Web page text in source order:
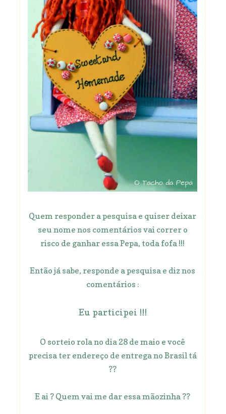
Quem responder a pesquisa e quiser deixar
seu nome nos comentários vai correr o
risco de ganhar essa Pepa, toda fofa !!!
Então já sabe, responde a pesquisa e diz nos
comentários :
Eu participei !!!
O sorteio rola no dia 28 de maio e você
precisa ter endereço de entrega no Brasil tá
??
E ai ? Quem vai me dar essa mãozinha ??